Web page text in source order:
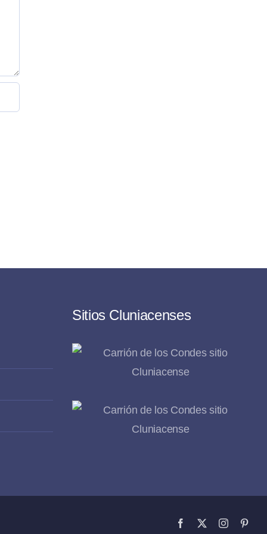
Sitios Cluniacenses
Facebook
X Instagram